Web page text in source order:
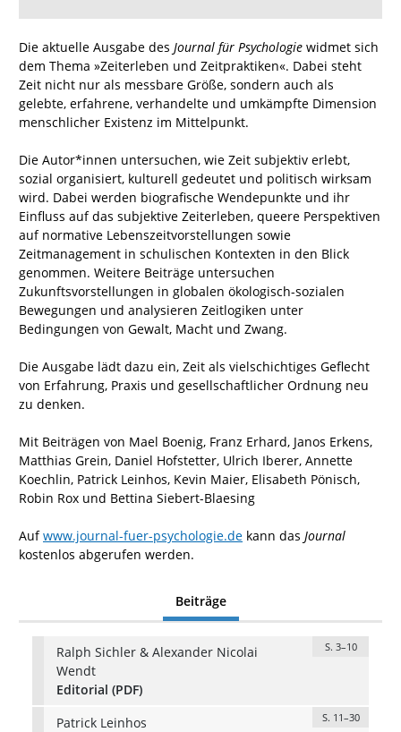
Die aktuelle Ausgabe des Journal für Psychologie widmet sich
dem Thema »Zeiterleben und Zeitpraktiken«. Dabei steht
Zeit nicht nur als messbare Größe, sondern auch als
gelebte, erfahrene, verhandelte und umkämpfte Dimension
menschlicher Existenz im Mittelpunkt.
Die Autor*innen untersuchen, wie Zeit subjektiv erlebt,
sozial organisiert, kulturell gedeutet und politisch wirksam
wird. Dabei werden biografische Wendepunkte und ihr
Einfluss auf das subjektive Zeiterleben, queere Perspektiven
auf normative Lebenszeitvorstellungen sowie
Zeitmanagement in schulischen Kontexten in den Blick
genommen. Weitere Beiträge untersuchen
Zukunftsvorstellungen in globalen ökologisch-sozialen
Bewegungen und analysieren Zeitlogiken unter
Bedingungen von Gewalt, Macht und Zwang.
Die Ausgabe lädt dazu ein, Zeit als vielschichtiges Geflecht
von Erfahrung, Praxis und gesellschaftlicher Ordnung neu
zu denken.
Mit Beiträgen von Mael Boenig, Franz Erhard, Janos Erkens,
Matthias Grein, Daniel Hofstetter, Ulrich Iberer, Annette
Koechlin, Patrick Leinhos, Kevin Maier, Elisabeth Pönisch,
Robin Rox und Bettina Siebert-Blaesing
Aufwww.journal-fuer-psychologie.de kann das Journal
kostenlos abgerufen werden.
Beiträge
Ralph Sichler & Alexander Nicolai
Wendt
S. 3–10
Editorial (PDF)
Patrick Leinhos
S. 11–30